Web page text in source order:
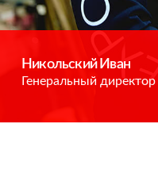
Никольский Иван
Генеральный директор